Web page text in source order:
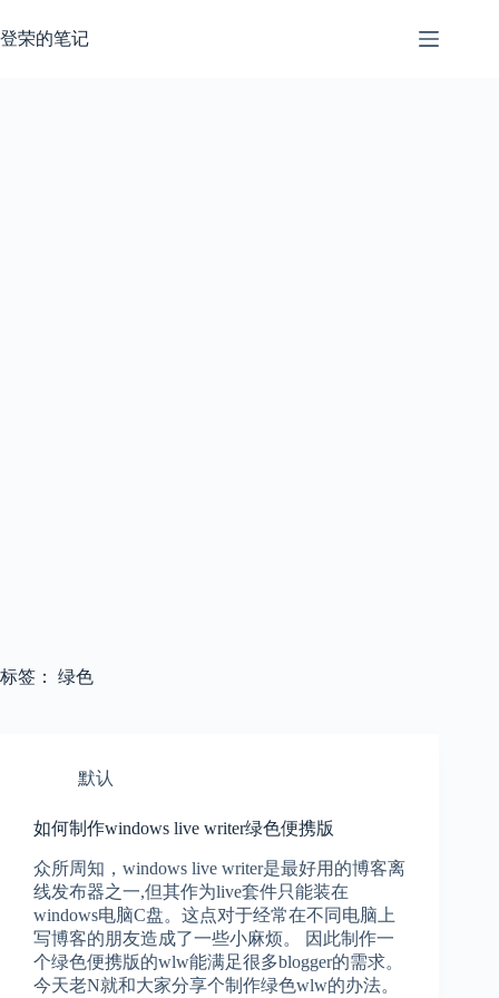
过
登荣的笔记
标签： 绿色
默认
如何制作windows live writer绿色便携版
众所周知，windows live writer是最好用的博客离
线发布器之一,但其作为live套件只能装在
windows电脑C盘。这点对于经常在不同电脑上
写博客的朋友造成了一些小麻烦。 因此制作一
个绿色便携版的wlw能满足很多blogger的需求。
今天老N就和大家分享个制作绿色wlw的办法。